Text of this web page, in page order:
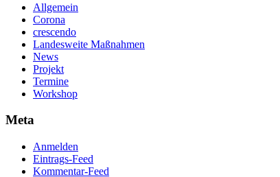
Allgemein
Corona
crescendo
Landesweite Maßnahmen
News
Projekt
Termine
Workshop
Meta
Anmelden
Eintrags-Feed
Kommentar-Feed